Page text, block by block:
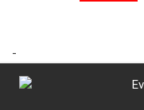
-